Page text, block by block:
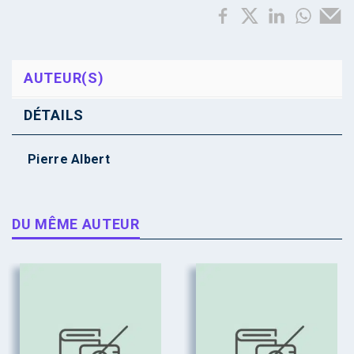
AUTEUR(S)
DÉTAILS
Pierre Albert
DU MÊME AUTEUR